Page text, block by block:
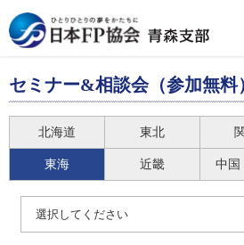
セミナー&相談会（参加無料
北海道 東北
東海 近畿 中国
選択してください